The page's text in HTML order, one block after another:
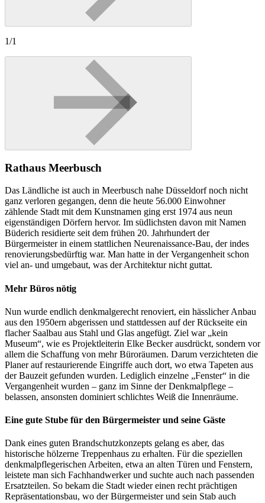
1/1
Rathaus Meerbusch
Das Ländliche ist auch in Meerbusch nahe Düsseldorf noch nicht
ganz verloren gegangen, denn die heute 56.000 Einwohner
zählende Stadt mit dem Kunstnamen ging erst 1974 aus neun
eigenständigen Dörfern hervor. Im südlichsten davon mit Namen
Büderich residierte seit dem frühen 20. Jahrhundert der
Bürgermeister in einem stattlichen Neurenaissance-Bau, der indes
renovierungsbedürftig war. Man hatte in der Vergangenheit schon
viel an- und umgebaut, was der Architektur nicht guttat.
Mehr Büros nötig
Nun wurde endlich denkmalgerecht renoviert, ein hässlicher Anbau
aus den 1950ern abgerissen und stattdessen auf der Rückseite ein
flacher Saalbau aus Stahl und Glas angefügt. Ziel war „kein
Museum“, wie es Projektleiterin Elke Becker ausdrückt, sondern vor
allem die Schaffung von mehr Büroräumen. Darum verzichteten die
Planer auf restaurierende Eingriffe auch dort, wo etwa Tapeten aus
der Bauzeit gefunden wurden. Lediglich einzelne „Fenster“ in die
Vergangenheit wurden – ganz im Sinne der Denkmalpflege –
belassen, ansonsten dominiert schlichtes Weiß die Innenräume.
Eine gute Stube für den Bürgermeister und seine Gäste
Dank eines guten Brandschutzkonzepts gelang es aber, das
historische hölzerne Treppenhaus zu erhalten. Für die speziellen
denkmalpflegerischen Arbeiten, etwa an alten Türen und Fenstern,
leistete man sich Fachhandwerker und suchte auch nach passenden
Ersatzteilen. So bekam die Stadt wieder einen recht prächtigen
Repräsentationsbau, wo der Bürgermeister und sein Stab auch